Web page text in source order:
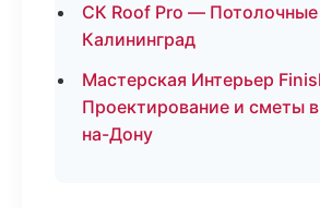
СК Roof Pro —
Калининград
Мастерская Интерьер
Проектирование и сметы
на-Дону